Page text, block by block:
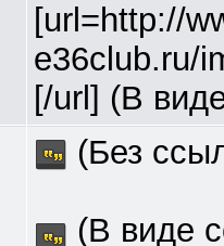
[url=http://
e36club.ru/
[/url] (В
(Без
(В виде